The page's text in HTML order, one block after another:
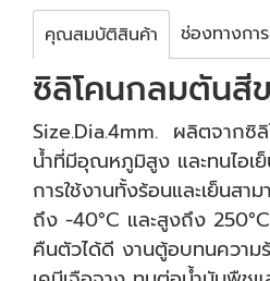
คุณสมบัติสินค้า ช่องทางกา
ซิลิโคนกลมตันสี
Size.Dia.4mm. ผลิตจาก
น้ำที่มีอุณหภูมิสูง และทนไอเ
การใช้งานทั้งร้อนและเย็นส
ถึง -40°C และสูงถึง
คืนตัวได้ดี งานตู้อบทนความ